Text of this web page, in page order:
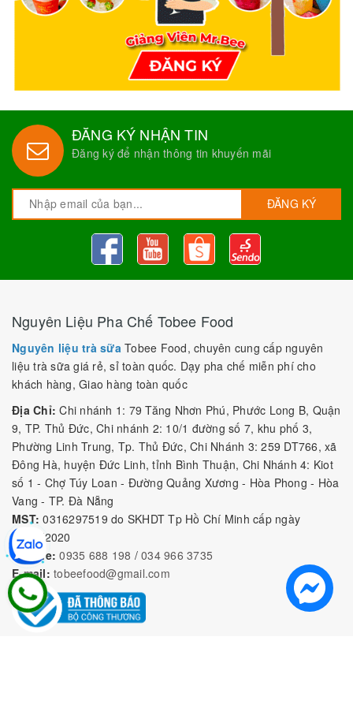
ĐĂNG KÝ NHẬN TIN
Đăng ký để nhận thông tin khuyến mãi
ĐĂNG KÝ
Nguyên Liệu Pha Chế Tobee Food
Nguyên liệu trà sữa Tobee Food, chuyên cung cấp nguyên
liệu trà sữa giá rẻ, sỉ toàn quốc. Dạy pha chế miễn phí cho
khách hàng, Giao hàng toàn quốc
Địa Chỉ: Chi nhánh 1: 79 Tăng Nhơn Phú, Phước Long B, Quận
9, TP. Thủ Đức, Chi nhánh 2: 10/1 đường số 7, khu phố 3,
Phường Linh Trung, Tp. Thủ Đức, Chi Nhánh 3: 259 DT766, xã
Đông Hà, huyện Đức Linh, tỉnh Bình Thuận, Chi Nhánh 4: Kiot
số 1 - Chợ Túy Loan - Đường Quảng Xương - Hòa Phong - Hòa
Vang - TP. Đà Nẵng
MST: 0316297519 do SKHDT Tp Hồ Chí Minh cấp ngày
28/05/2020
Hotline: 0935 688 198 / 034 966 3735
E-mail: tobeefood@gmail.com